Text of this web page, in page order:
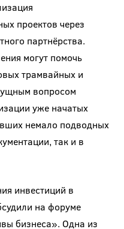
проектов через
партнёрства.
могут помочь
трамвайных и
вопросом
уже начатых
немало подводных
так и в
инвестиций в
на форуме
бизнеса». Одна из